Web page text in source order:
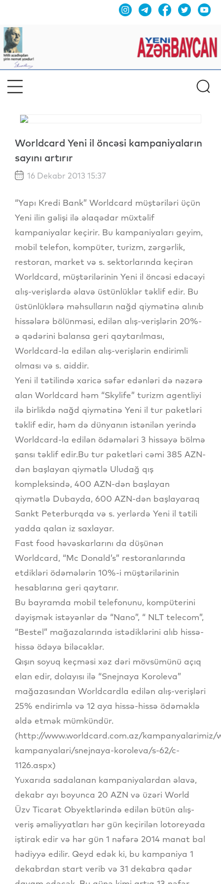
Worldcard Yeni il öncəsi kampaniyaların
sayını artırır
16 Dekabr 2013 15:37
“Yapı Kredi Bank” Worldcard müştəriləri üçün
Yeni ilin gəlişi ilə əlaqədar müxtəlif
kampaniyalar keçirir. Bu kampaniyaları geyim,
mobil telefon, kompüter, turizm, zərgərlik,
restoran, market və s. sektorlarında keçirən
Worldcard, müştərilərinin Yeni il öncəsi edəcəyi
alış-verişlərdə əlavə üstünlüklər təklif edir. Bu
üstünlüklərə məhsulların nağd qiymətinə alınıb
hissələrə bölünməsi, edilən alış-verişlərin 20%-
ə qədərini balansa geri qaytarılması,
Worldcard-la edilən alış-verişlərin endirimli
olması və s. aiddir.
Yeni il tətilində xaricə səfər edənləri də nəzərə
alan Worldcard həm “Skylife” turizm agentliyi
ilə birlikdə nağd qiymətinə Yeni il tur paketləri
təklif edir, həm də dünyanın istənilən yerində
Worldcard-la edilən ödəmələri 3 hissəyə bölmə
şansı təklif edir.Bu tur paketləri cəmi 385 AZN-
dən başlayan qiymətlə Uludağ qış
kompleksində, 400 AZN-dən başlayan
qiymətlə Dubayda, 600 AZN-dən başlayaraq
Sankt Peterburqda və s. yerlərdə Yeni il tətili
yadda qalan iz saxlayar.
Fast food həvəskarlarını da düşünən
Worldcard, “Mc Donald’s” restoranlarında
etdikləri ödəmələrin 10%-i müştərilərinin
hesablarına geri qaytarır.
Bu bayramda mobil telefonunu, kompüterini
dəyişmək istəyənlər də “Nano”, “ NLT telecom”,
“Bestel” mağazalarında istədiklərini alıb hissə-
hissə ödəyə biləcəklər.
Qışın soyuq keçməsi xəz dəri mövsümünü açıq
elan edir, dolayısı ilə “Snejnaya Koroleva”
mağazasından Worldcardla edilən alış-verişləri
25% endirimlə və 12 aya hissə-hissə ödəməklə
əldə etmək mümkündür.
(http://www.worldcard.com.az/kampanyalarimiz/
kampanyalari/snejnaya-koroleva/s-62/c-
1126.aspx)
Yuxarıda sadalanan kampaniyalardan əlavə,
dekabr ayı boyunca 20 AZN və üzəri World
Üzv Ticarət Obyektlərində edilən bütün alış-
veriş əməliyyatları hər gün keçirilən lotoreyada
iştirak edir və hər gün 1 nəfərə 2014 manat bal
hədiyyə edilir. Qeyd edək ki, bu kampaniya 1
dekabrdan start verib və 31 dekabra qədər